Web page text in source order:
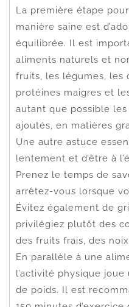
La première étape
manière saine est
équilibrée. Il est
aliments naturels et
fruits, les légumes, les
protéines maigres et
autant que possible
ajoutés, en matières
Une autre astuce
lentement et d’être à
Prenez le temps de
arrêtez-vous lorsque
Évitez également de
privilégiez plutôt des
des fruits frais, des
En parallèle à une
l’activité physique
de poids. Il est